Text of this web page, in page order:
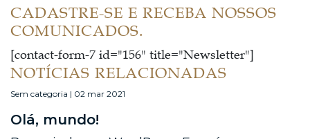
CADASTRE-SE E RECEBA NOSSOS
COMUNICADOS.
[contact-form-7 id="156" title="Newsletter"]
NOTÍCIAS RELACIONADAS
Sem categoria | 02 mar 2021
Olá, mundo!